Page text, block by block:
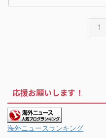
1
応援お願いします！
海外ニュースランキング